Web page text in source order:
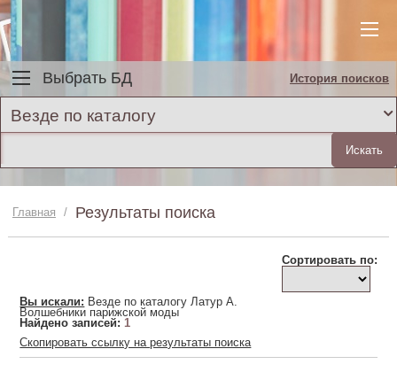
Выбрать БД История поисков
Везде по каталогу
Главная / Результаты поиска
Сортировать по:
Вы искали: Везде по каталогу Латур А.
Волшебники парижской моды
Найдено записей:1
Скопировать ссылку на результаты поиска